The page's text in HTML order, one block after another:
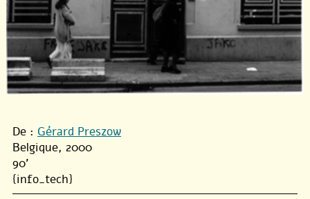
De : Gérard Preszow
Belgique, 2000
90'
{info_tech}